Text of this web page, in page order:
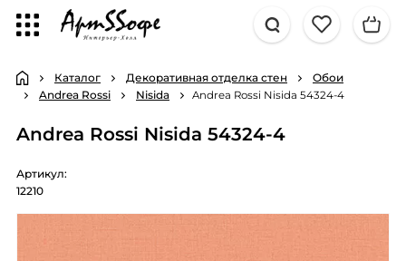
Каталог Декоративная отделка стен
Обои
Andrea Rossi
Nisida Andrea Rossi Nisida 54324-4
Andrea Rossi Nisida 54324-4
Артикул:
12210